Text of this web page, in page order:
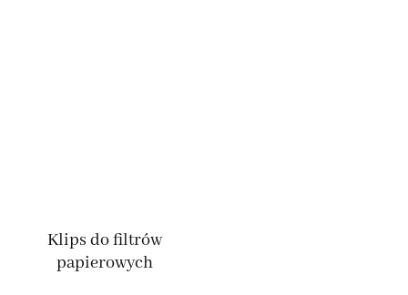
Klips do filtrów
papierowych